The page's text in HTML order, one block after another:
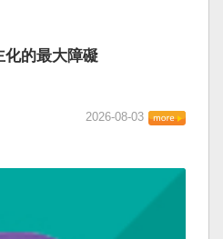
化的最大障礙
2026-08-03